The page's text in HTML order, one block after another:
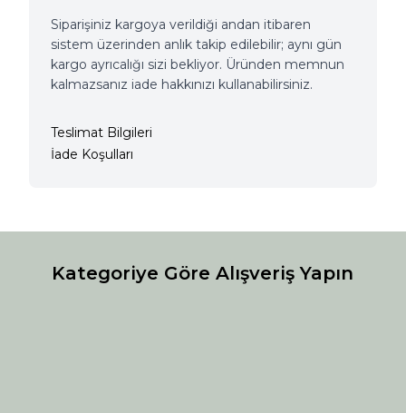
Siparişiniz kargoya verildiği andan itibaren
sistem üzerinden anlık takip edilebilir; aynı gün
kargo ayrıcalığı sizi bekliyor. Üründen memnun
kalmazsanız iade hakkınızı kullanabilirsiniz.
Teslimat Bilgileri
İade Koşulları
Kategoriye Göre Alışveriş Yapın